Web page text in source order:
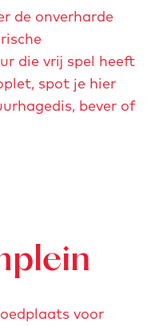
de onverharde
die vrij spel heeft
spot je hier
bever of
voor